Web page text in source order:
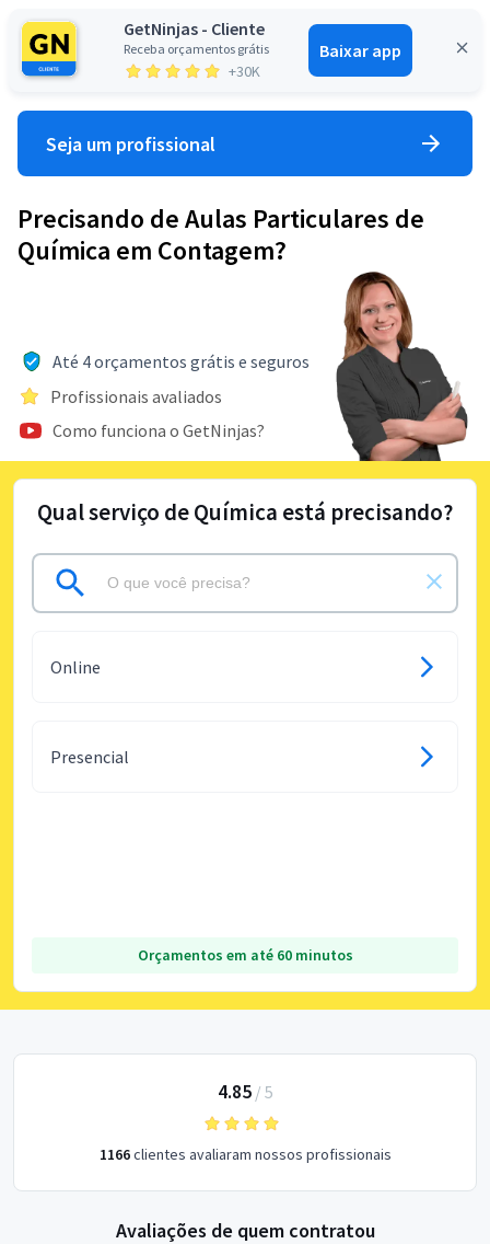
GetNinjas - Cliente
Receba orçamentos grátis
+30K
Baixar app
Entrar
Seja um profissional
Precisando de Aulas Particulares de
Química em Contagem?
Até 4 orçamentos grátis e seguros
Profissionais avaliados
Como funciona o GetNinjas?
Qual serviço de Química está precisando?
Online
Presencial
Orçamentos em até 60 minutos
4.85/ 5
1166clientes avaliaram nossos profissionais
Avaliações de quem contratou